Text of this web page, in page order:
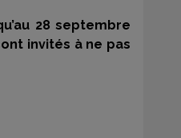
28 septembre
invités à ne pas